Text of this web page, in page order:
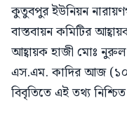
কুতুবপুর ইউনিয়ন
বাস্তবায়ন কমিটির
আহ্বায়ক হাজী মোঃ
এস.এম. কাদির আজ
বিবৃতিতে এই তথ্য